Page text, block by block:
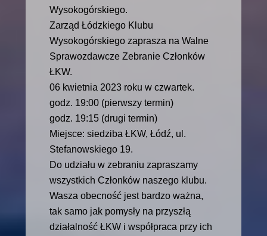
Wysokogórskiego.
Zarząd Łódzkiego Klubu
Wysokogórskiego zaprasza na Walne
Sprawozdawcze Zebranie Członków
ŁKW.
06 kwietnia 2023 roku w czwartek.
godz. 19:00 (pierwszy termin)
godz. 19:15 (drugi termin)
Miejsce: siedziba ŁKW, Łódź, ul.
Stefanowskiego 19.
Do udziału w zebraniu zapraszamy
wszystkich Członków naszego klubu.
Wasza obecność jest bardzo ważna,
tak samo jak pomysły na przyszłą
działalność ŁKW i współpraca przy ich